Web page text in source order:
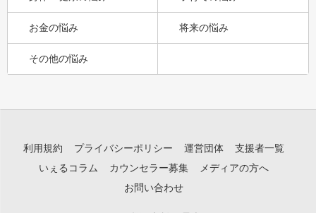
お金の悩み 将来の悩み
その他の悩み
利用規約 プライバシーポリシー 運営団体
支援者一覧
いぇるコラム
カウンセラー募集
メディアの方へ
お問い合わせ